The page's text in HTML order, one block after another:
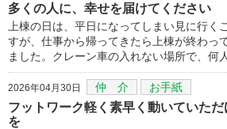
多くの人に、幸せを届けてください
上棟の日は、平日になってしまい見に行く
すが、仕事から帰ってきたら上棟が終わっ
ました。クレーン車の入れない場所で、何
2026年04月30日 仲 介 お手紙
フットワーク軽く素早く動いていた
を